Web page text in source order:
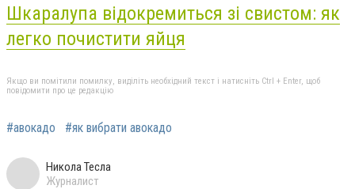
Шкаралупа відокремиться зі свистом: як
легко почистити яйця
Якщо ви помітили помилку, виділіть необхідний текст і натисніть Ctrl + Enter, щоб
повідомити про це редакцію
#авокадо #як вибрати авокадо
Никола Тесла
Журналист